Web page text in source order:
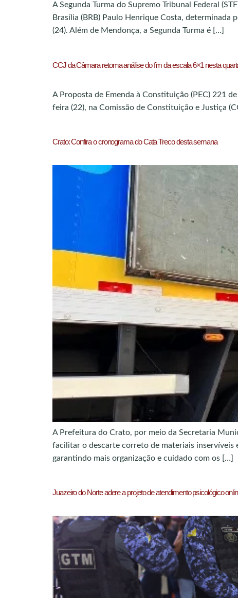
A Segunda Turma do Supremo Tribunal Federal
Brasília (BRB) Paulo Henrique Costa,
(24). Além de Mendonça, a Segunda Turma é […]
CCJ da Câmara retoma análise do fim da escala 6×1 nesta
A Proposta de Emenda à Constituição (PEC) 221
feira (22), na Comissão de Constituição e Justiça
Crato: Confira o cronograma do Cata Treco desta semana
A Prefeitura do Crato, por meio da Secretaria
facilitar o descarte correto de materiais inservíveis
garantindo mais organização e cuidado com os […]
Juazeiro do Norte adere a projeto de atendimento psicológico